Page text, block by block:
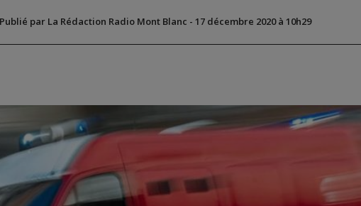
Publié par La Rédaction Radio Mont Blanc - 17 décembre 2020 à 10h29